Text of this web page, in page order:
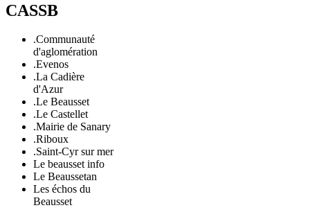
CASSB
.Communauté
d'aglomération
.Evenos
.La Cadière
d'Azur
.Le Beausset
.Le Castellet
.Mairie de Sanary
.Riboux
.Saint-Cyr sur mer
Le beausset info
Le Beaussetan
Les échos du
Beausset